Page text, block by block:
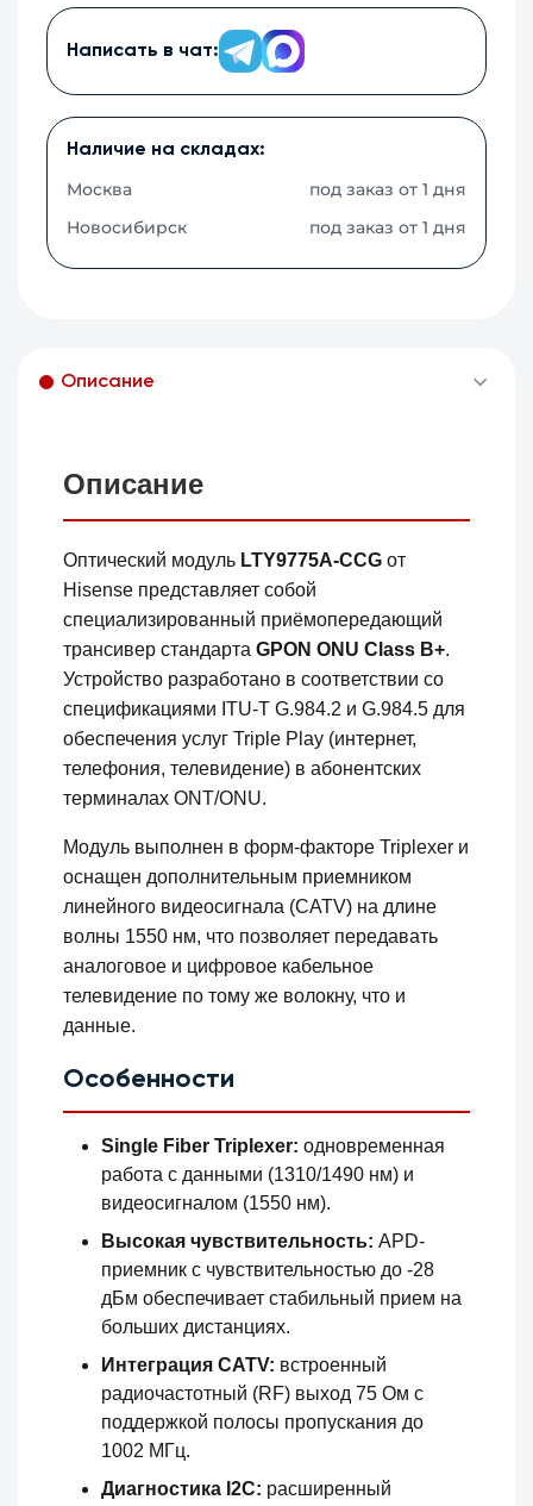
Написать в чат:
Наличие на складах:
Москва
под заказ от 1 дня
Новосибирск
под заказ от 1 дня
Описание
Описание
Оптический модуль LTY9775A-CCG от
Hisense представляет собой
специализированный приёмопередающий
трансивер стандартаGPON ONU Class B+.
Устройство разработано в соответствии со
спецификациями ITU-T G.984.2 и G.984.5 для
обеспечения услуг Triple Play (интернет,
телефония, телевидение) в абонентских
терминалах ONT/ONU.
Модуль выполнен в форм-факторе Triplexer и
оснащен дополнительным приемником
линейного видеосигнала (CATV) на длине
волны 1550 нм, что позволяет передавать
аналоговое и цифровое кабельное
телевидение по тому же волокну, что и
данные.
Особенности
Single Fiber Triplexer: одновременная
работа с данными (1310/1490 нм) и
видеосигналом (1550 нм).
Высокая чувствительность: APD-
приемник с чувствительностью до -28
дБм обеспечивает стабильный прием на
больших дистанциях.
Интеграция CATV: встроенный
радиочастотный (RF) выход 75 Ом с
поддержкой полосы пропускания до
1002 МГц.
Диагностика I2C: расширенный